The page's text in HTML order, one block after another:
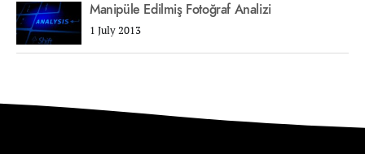
Manipüle Edilmiş Fotoğraf Analizi
1 July 2013